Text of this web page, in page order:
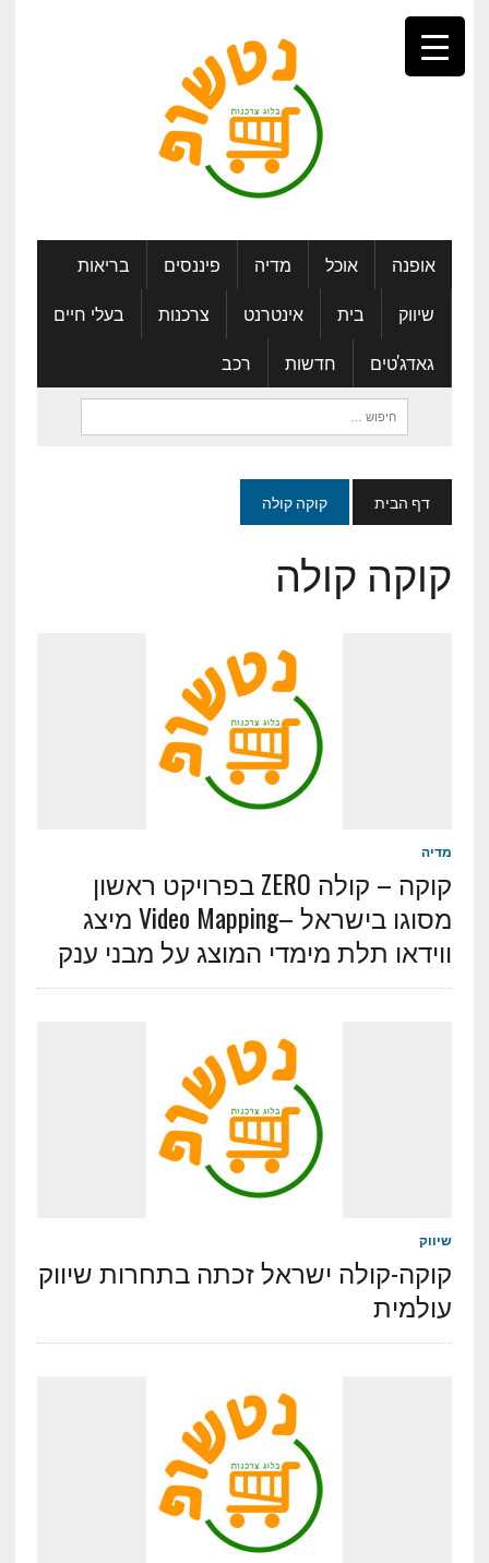
אופנה אוכל מדיה פיננסים
בריאות
שיווק
בית אינטרנט צרכנות
בעלי חיים
גאדג'טים
חדשות
רכב
חיפוש:
דף הבית קוקה קולה
קוקה קולה
מדיה
קוקה – קולה ZERO בפרויקט ראשון
מסוגו בישראל –Video Mapping מיצג
ווידאו תלת מימדי המוצג על מבני ענק
שיווק
קוקה-קולה ישראל זכתה בתחרות שיווק
עולמית